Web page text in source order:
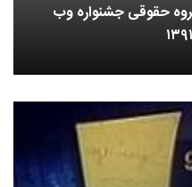
حقوقی جشنواره وب